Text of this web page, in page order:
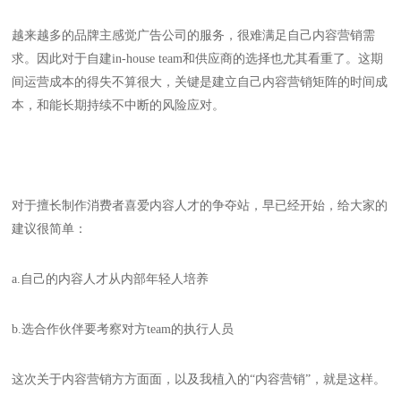
越来越多的品牌主感觉广告公司的服务，很难满足自己内容营销需
求。因此对于自建in-house team和供应商的选择也尤其看重了。这期
间运营成本的得失不算很大，关键是建立自己内容营销矩阵的时间成
本，和能长期持续不中断的风险应对。
对于擅长制作消费者喜爱内容人才的争夺站，早已经开始，给大家的
建议很简单：
a.自己的内容人才从内部年轻人培养
b.选合作伙伴要考察对方team的执行人员
这次关于内容营销方方面面，以及我植入的“内容营销”，就是这样。